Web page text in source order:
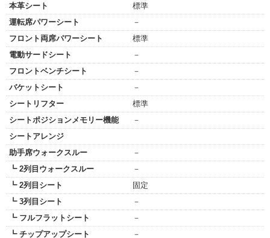
本革シート
標準
運転席パワーシート
－
フロント両席パワーシート
標準
電動サードシート
－
フロントベンチシート
－
バケットシート
－
シートリフター
標準
シートポジションメモリー機能
－
シートアレンジ
助手席ウォークスルー
－
┗ 2列目ウォークスルー
－
┗ 2列目シート
固定
┗ 3列目シート
－
┗ フルフラットシート
－
┗ チップアップシート
－